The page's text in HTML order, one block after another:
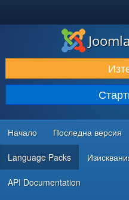
ИЗТЕГЛЯНЕ & РАЗШИРЯВАНЕ
ОТКРИВАЙТЕ & УЧЕТЕ
ОБЩНОСТ & ПОДДРЪЖКА
РЕСУРСИ ЗА РАЗРАБОТКА
Начало Последна версия
Language Packs
API Documentation